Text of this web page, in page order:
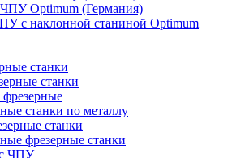
Optimum (Германия)
с наклонной станиной Optimum
станки
станки
станки по металлу
станки
фрезерные станки
с ЧПУ